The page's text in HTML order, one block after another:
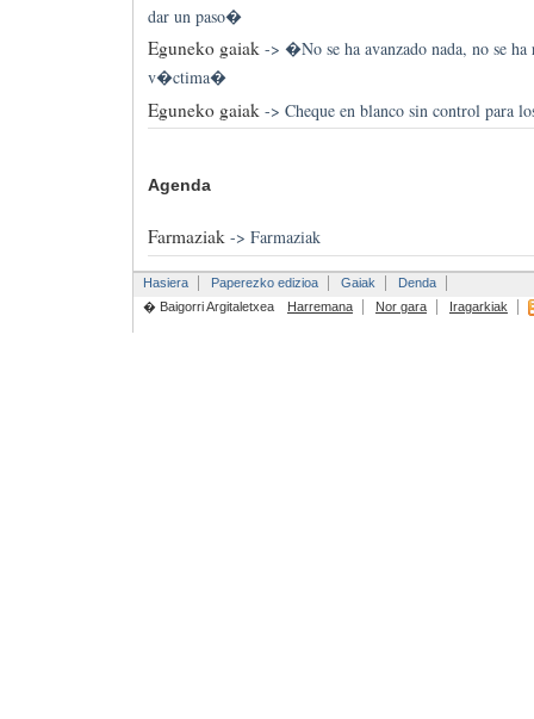
dar un paso�
Eguneko gaiak-> �No se ha avanzado nada, no se ha
v�ctima�
Eguneko gaiak -> Cheque en blanco sin control para
Agenda
Farmaziak-> Farmaziak
Hasiera Paperezko edizioa Gaiak
Denda
� Baigorri Argitaletxea
Harremana Nor gara Iragarkiak